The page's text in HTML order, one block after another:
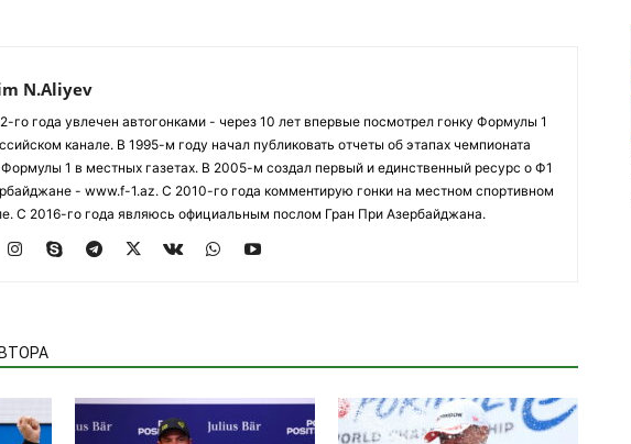
N.Aliyev
го года увлечен автогонками - через 10 лет впервые посмотрел гонку Формулы 1
канале. В 1995-м году начал публиковать отчеты об этапах чемпионата
1 в местных газетах. В 2005-м создал первый и единственный ресурс о Ф1
- www.f-1.az. С 2010-го года комментирую гонки на местном спортивном
С 2016-го года являюсь официальным послом Гран При Азербайджана.